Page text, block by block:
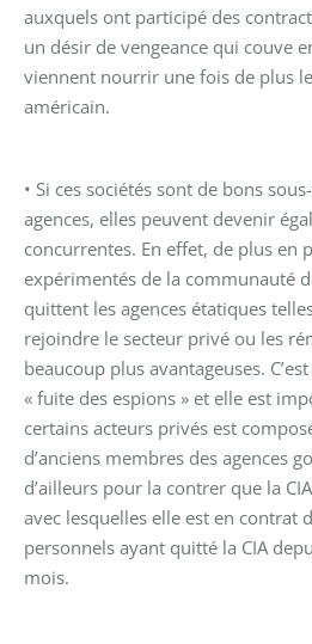
auxquels ont participé des
un désir de vengeance qui couve
viennent nourrir une fois de plus
américain.
• Si ces sociétés sont de bons
agences, elles peuvent devenir
concurrentes. En effet, de plus en
expérimentés de la communauté
quittent les agences étatiques
rejoindre le secteur privé ou les
beaucoup plus avantageuses.
« fuite des espions » et elle est
certains acteurs privés est
d’anciens membres des agences
d’ailleurs pour la contrer que la
avec lesquelles elle est en contrat
personnels ayant quitté la CIA
mois.